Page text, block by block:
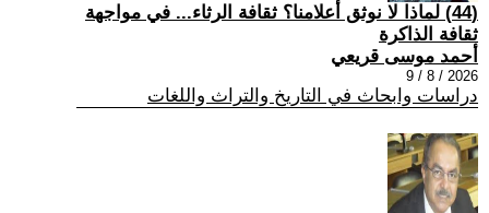
(44) لماذا لا نوثق أعلامنا؟ ثقافة الرثاء... في مواجهة
ثقافة الذاكرة
أحمد موسى قريعي
2026 / 8 / 9
دراسات وابحاث في التاريخ والتراث واللغات